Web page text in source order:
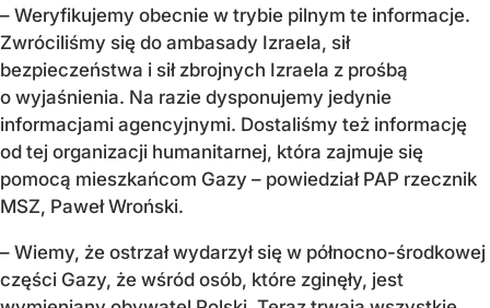
– Weryfikujemy obecnie w trybie pilnym te informacje.
Zwróciliśmy się do ambasady Izraela, sił
bezpieczeństwa i sił zbrojnych Izraela z prośbą
o wyjaśnienia. Na razie dysponujemy jedynie
informacjami agencyjnymi. Dostaliśmy też informację
od tej organizacji humanitarnej, która zajmuje się
pomocą mieszkańcom Gazy – powiedział PAP rzecznik
MSZ, Paweł Wroński.
– Wiemy, że ostrzał wydarzył się w północno-środkowej
części Gazy, że wśród osób, które zginęły, jest